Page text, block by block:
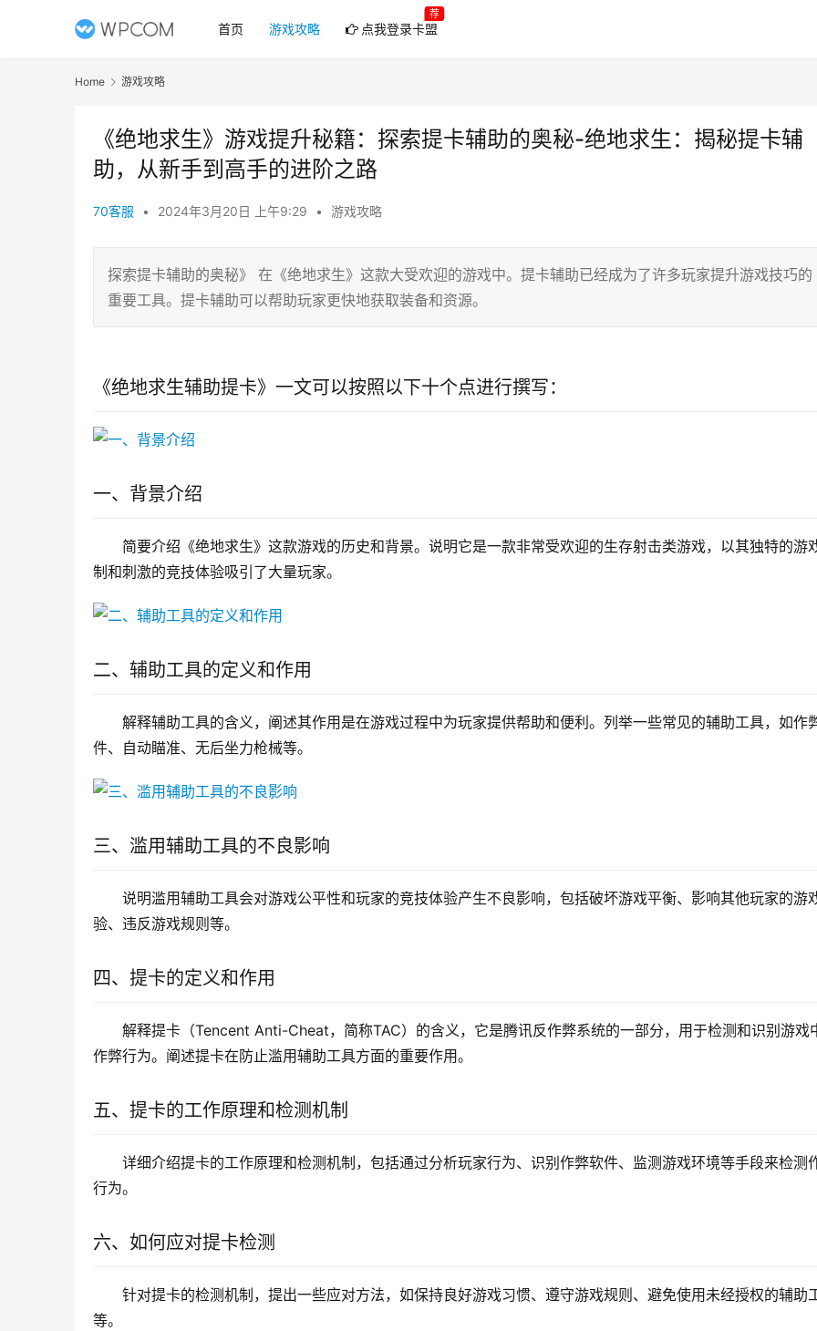
首页 游戏攻略 点我登录卡盟
荐
Home 游戏攻略
《绝地求生》游戏提升秘籍：探索提卡辅助的奥秘-绝地求生：揭秘提卡辅
助，从新手到高手的进阶之路
70客服 • 2024年3月20日 上午9:29 • 游戏攻略
探索提卡辅助的奥秘》 在《绝地求生》这款大受欢迎的游戏中。提卡辅助已经成为了许多玩家提升游戏技巧的
重要工具。提卡辅助可以帮助玩家更快地获取装备和资源。
《绝地求生辅助提卡》一文可以按照以下十个点进行撰写：
一、背景介绍
简要介绍《绝地求生》这款游戏的历史和背景。说明它是一款非常受欢迎的生存射击类游戏，以其独特的游
制和刺激的竞技体验吸引了大量玩家。
二、辅助工具的定义和作用
解释辅助工具的含义，阐述其作用是在游戏过程中为玩家提供帮助和便利。列举一些常见的辅助工具，如作
件、自动瞄准、无后坐力枪械等。
三、滥用辅助工具的不良影响
说明滥用辅助工具会对游戏公平性和玩家的竞技体验产生不良影响，包括破坏游戏平衡、影响其他玩家的游
验、违反游戏规则等。
四、提卡的定义和作用
解释提卡（Tencent Anti-Cheat，简称TAC）的含义，它是腾讯反作弊系统的一部分，用于检测和识别游戏
作弊行为。阐述提卡在防止滥用辅助工具方面的重要作用。
五、提卡的工作原理和检测机制
详细介绍提卡的工作原理和检测机制，包括通过分析玩家行为、识别作弊软件、监测游戏环境等手段来检测
行为。
六、如何应对提卡检测
针对提卡的检测机制，提出一些应对方法，如保持良好游戏习惯、遵守游戏规则、避免使用未经授权的辅助
等。